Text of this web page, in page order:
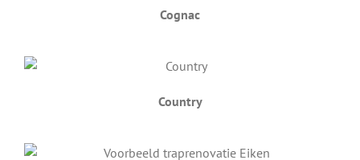
Cognac
Country